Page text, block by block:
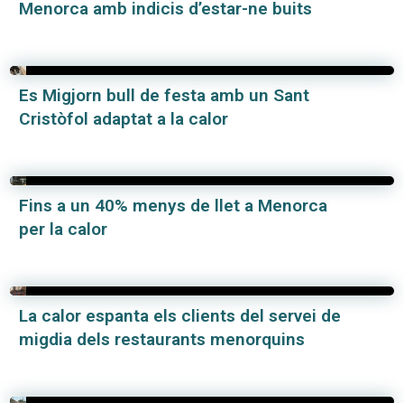
Menorca amb indicis d’estar-ne buits
Es Migjorn bull de festa amb un Sant
Cristòfol adaptat a la calor
Fins a un 40% menys de llet a Menorca
per la calor
La calor espanta els clients del servei de
migdia dels restaurants menorquins